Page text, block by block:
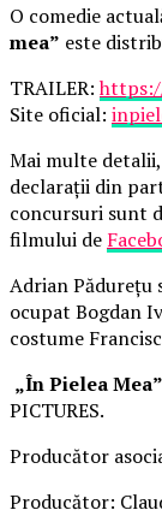
O comedie
mea” este
TRAILER:
Site oficial:
Mai multe
declarații din
concursuri sunt
filmului de
Adrian Pădurețu
ocupat Bogdan
costume
„În Pielea Mea”
PICTURES.
Producător
Producător: